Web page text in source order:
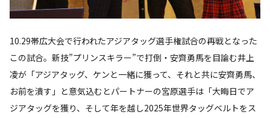
10.29帯広大会で行われたアジアタッグ選手権試合の再戦となった
この試合。新技”プリンスキラー”で打倒・安齊勇馬を目論む井上
凌が「アジアタッグ、ケンと一緒に獲って、それと共に安齊勇馬、
お前を潰す」と意気込むとパートナーの宮原選手は「大晦日でア
ジアタッグを獲り、そして年を越し2025年世界タッグベルトをス